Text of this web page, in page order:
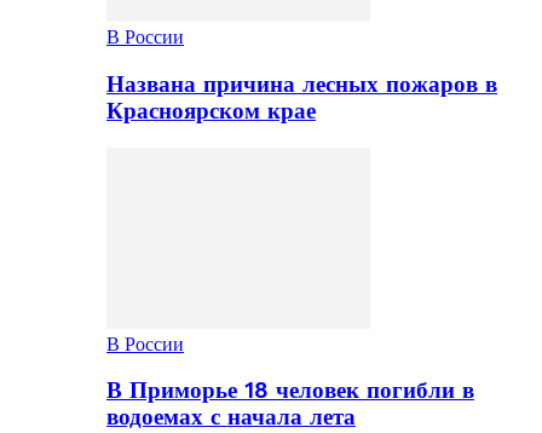
В России
Названа причина лесных пожаров в
Красноярском крае
В России
В Приморье 18 человек погибли в
водоемах с начала лета